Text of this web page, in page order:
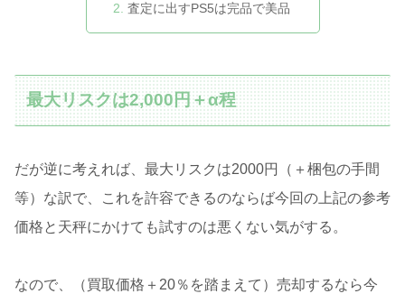
査定に出すPS5は完品で美品
最大リスクは2,000円＋α程
だが逆に考えれば、最大リスクは2000円（＋梱包の手間
等）な訳で、これを許容できるのならば今回の上記の参考
価格と天秤にかけても試すのは悪くない気がする。
なので、（買取価格＋20％を踏まえて）売却するなら今